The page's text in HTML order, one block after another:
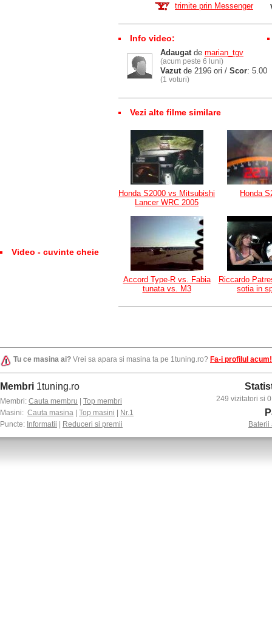
Video - cuvinte cheie
trimite prin Messenger
Info video:
Adaugatde marian_tgv
(acum peste 6 luni)
Vazutde 2196 ori / Scor: 5.00
(1 voturi)
Vezi alte filme similare
Honda S2000 vs Mitsubishi
Lancer WRC 2005
Honda
Accord Type-R vs. Fabia
tunata vs. M3
Riccardo
sotia in
Tu ce masina ai? Vrei sa apara si masina ta pe 1tuning.ro? Fa-i profilul acum!
Membri 1tuning.ro
Membri: Cauta membru
Top membri
Masini: Cauta masina Top masini
Nr.1
Puncte: Informatii Reduceri si premii
249 vizitatori si